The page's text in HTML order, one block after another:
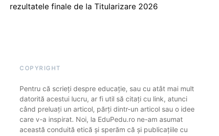
rezultatele finale de la Titularizare 2026
COPYRIGHT
Pentru că scrieți despre educație, sau cu atât mai mult
datorită acestui lucru, ar fi util să citați cu link, atunci
când preluați un articol, părți dintr-un articol sau o idee
care v-a inspirat. Noi, la EduPedu.ro ne-am asumat
această conduită etică și sperăm că și publicațiile cu